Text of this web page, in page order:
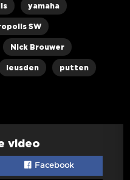
yamaha
SW
Nick Brouwer
leusden putten
video
Facebook